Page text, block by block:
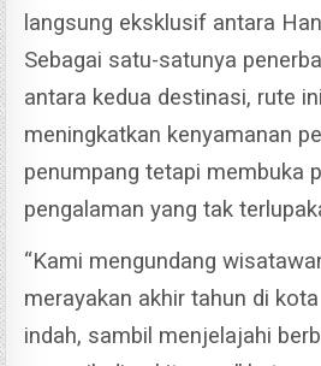
langsung eksklusif antara
Sebagai satu-satunya
antara kedua destinasi, rute
meningkatkan kenyamanan
penumpang tetapi membuka
pengalaman yang tak
“Kami mengundang
merayakan akhir tahun di
indah, sambil menjelajahi